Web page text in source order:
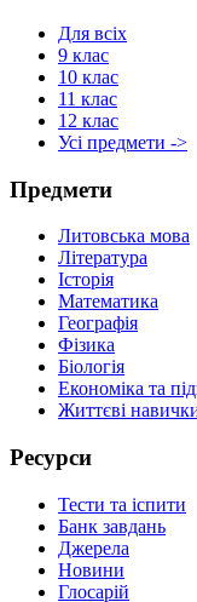
Для всіх
9 клас
10 клас
11 клас
12 клас
Усі предмети ->
Предмети
Литовська мова
Література
Історія
Математика
Географія
Фізика
Біологія
Економіка та
Життєві
Ресурси
Тести та іспити
Банк завдань
Джерела
Новини
Глосарій